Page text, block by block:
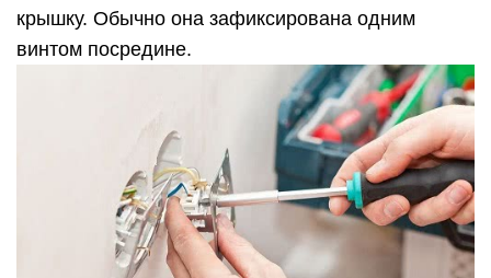
крышку. Обычно она зафиксирована одним
винтом посредине.